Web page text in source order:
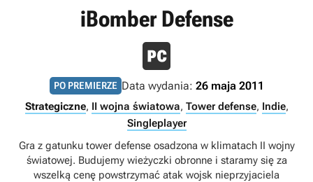
iBomber Defense
PO PREMIERZE Data wydania: 26 maja 2011
Strategiczne, II wojna światowa, Tower defense, Indie,
Singleplayer
Gra z gatunku tower defense osadzona w klimatach II wojny
światowej. Budujemy wieżyczki obronne i staramy się za
wszelką cenę powstrzymać atak wojsk nieprzyjaciela